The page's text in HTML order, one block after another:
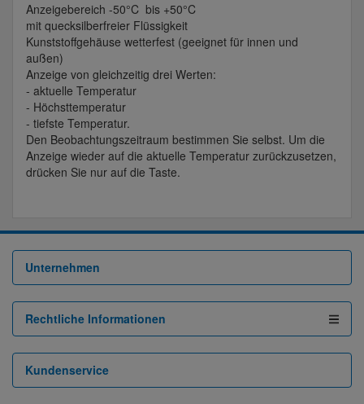
Anzeigebereich -50°C bis +50°C
mit quecksilberfreier Flüssigkeit
Kunststoffgehäuse wetterfest (geeignet für innen und
außen)
Anzeige von gleichzeitig drei Werten:
- aktuelle Temperatur
- Höchsttemperatur
- tiefste Temperatur.
Den Beobachtungszeitraum bestimmen Sie selbst. Um die
Anzeige wieder auf die aktuelle Temperatur zurückzusetzen,
drücken Sie nur auf die Taste.
Unternehmen
Rechtliche Informationen
Kundenservice